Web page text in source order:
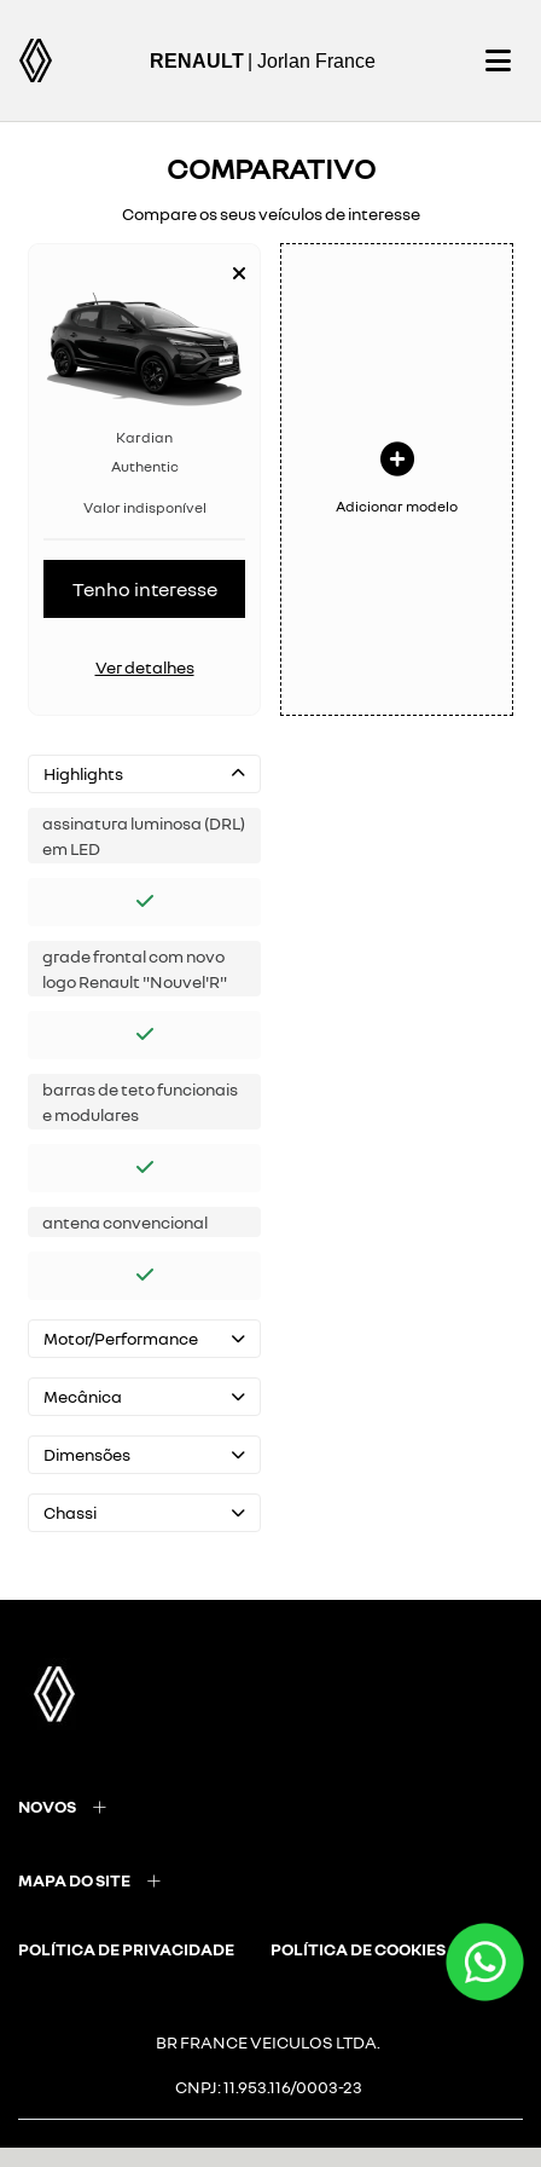
RENAULT | Jorlan France
COMPARATIVO
Compare os seus veículos de interesse
Kardian
Authentic
Valor indisponível
Tenho interesse
Ver detalhes
Adicionar modelo
Highlights
assinatura luminosa (DRL)
em LED
grade frontal com novo
logo Renault "Nouvel'R"
barras de teto funcionais
e modulares
antena convencional
Motor/Performance
Mecânica
Dimensões
Chassi
NOVOS
MAPA DO SITE
POLÍTICA DE PRIVACIDADE POLÍTICA DE COOKIES
BR FRANCE VEICULOS LTDA.
CNPJ: 11.953.116/0003-23